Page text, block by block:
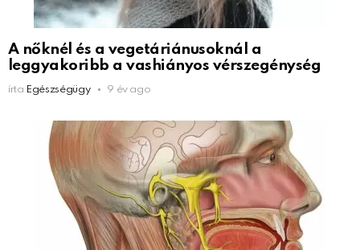
A nőknél és a vegetáriánusoknál a
leggyakoribb a vashiányos vérszegénység
írta Egészségügy 9 év ago